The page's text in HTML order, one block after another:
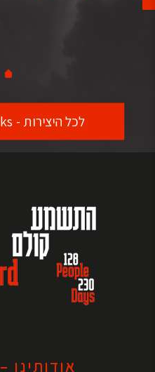
לכל היצירות - View all Artworks
אודותינו – About Us